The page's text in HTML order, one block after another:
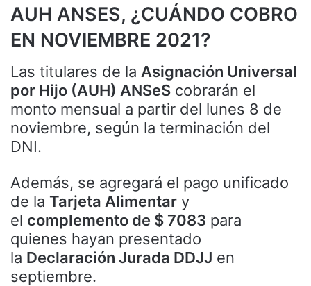
AUH ANSES, ¿CUÁNDO COBRO
EN NOVIEMBRE 2021?
Las titulares de la Asignación Universal
por Hijo (AUH) ANSeS cobrarán el
monto mensual a partir del lunes 8 de
noviembre, según la terminación del
DNI.
Además, se agregará el pago unificado
de la Tarjeta Alimentar y
el complemento de $ 7083 para
quienes hayan presentado
la Declaración Jurada DDJJ en
septiembre.